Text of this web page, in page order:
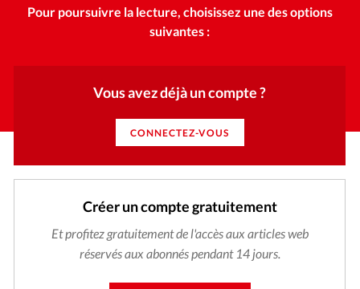
Pour poursuivre la lecture, choisissez une des options
suivantes :
Vous avez déjà un compte ?
CONNECTEZ-VOUS
Créer un compte gratuitement
Et profitez gratuitement de l'accès aux articles web
réservés aux abonnés pendant 14 jours.